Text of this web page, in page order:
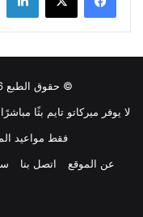
© حقوق الطبع 2026, محفوظة |
لا يوفر ميركاتو تايم بثًا
فقط مواعيد
عن الموقع
اتصل بنا